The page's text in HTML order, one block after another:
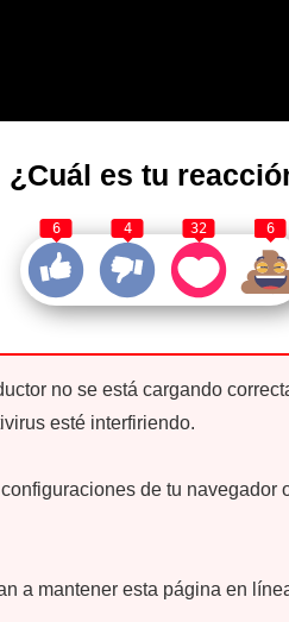
¿Cuál es tu
6 4 32 6
no se está cargando
esté interfiriendo.
de tu navegador
a mantener esta página en